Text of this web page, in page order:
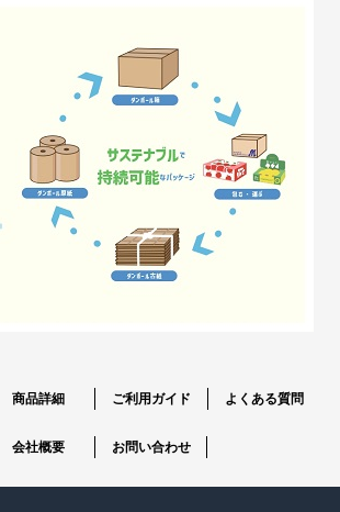
商品詳細 ご利用ガイド よくある質問
会社概要 お問い合わせ